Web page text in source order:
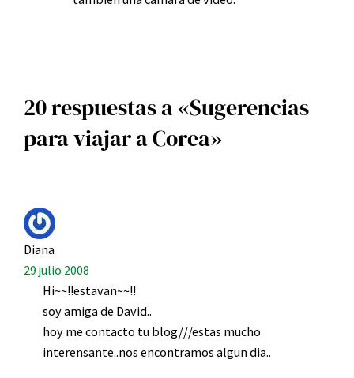
20 respuestas a «Sugerencias
para viajar a Corea»
Diana
29 julio 2008
Hi~~!!estavan~~!!
soy amiga de David..
hoy me contacto tu blog///estas mucho
interensante..nos encontramos algun dia..